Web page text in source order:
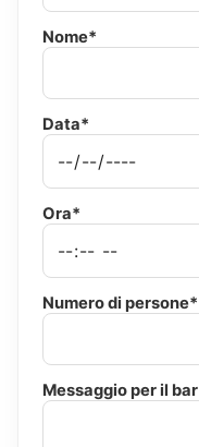
Nome*
Data*
Ora*
Numero di persone*
Messaggio per il bar